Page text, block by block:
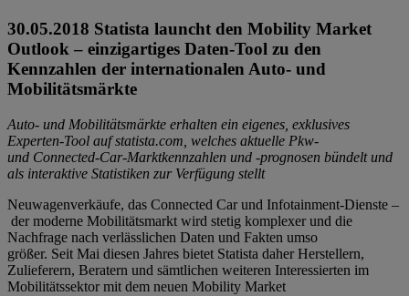
30.05.2018 Statista launcht den Mobility Market
Outlook – einzigartiges Daten-Tool zu den
Kennzahlen der internationalen Auto- und
Mobilitätsmärkte
Auto- und Mobilitätsmärkte erhalten ein eigenes, exklusives
Experten-Tool aufstatista.com , welches aktuelle Pkw-
und Connected-Car-Marktkennzahlen und -prognosen bündeltund
als interaktive Statistiken zur Verfügung stellt
Neuwagenverkäufe, das Connected Car und Infotainment-Dienste –
der moderne Mobilitätsmarkt wird stetig komplexer und die
Nachfrage nach verlässlichen Daten und Fakten umso
größer. Seit Mai diesen Jahres bietet Statista daher Herstellern,
Zulieferern, Beratern und sämtlichen weiteren Interessierten im
Mobilitätssektor mit dem neuen Mobility Market